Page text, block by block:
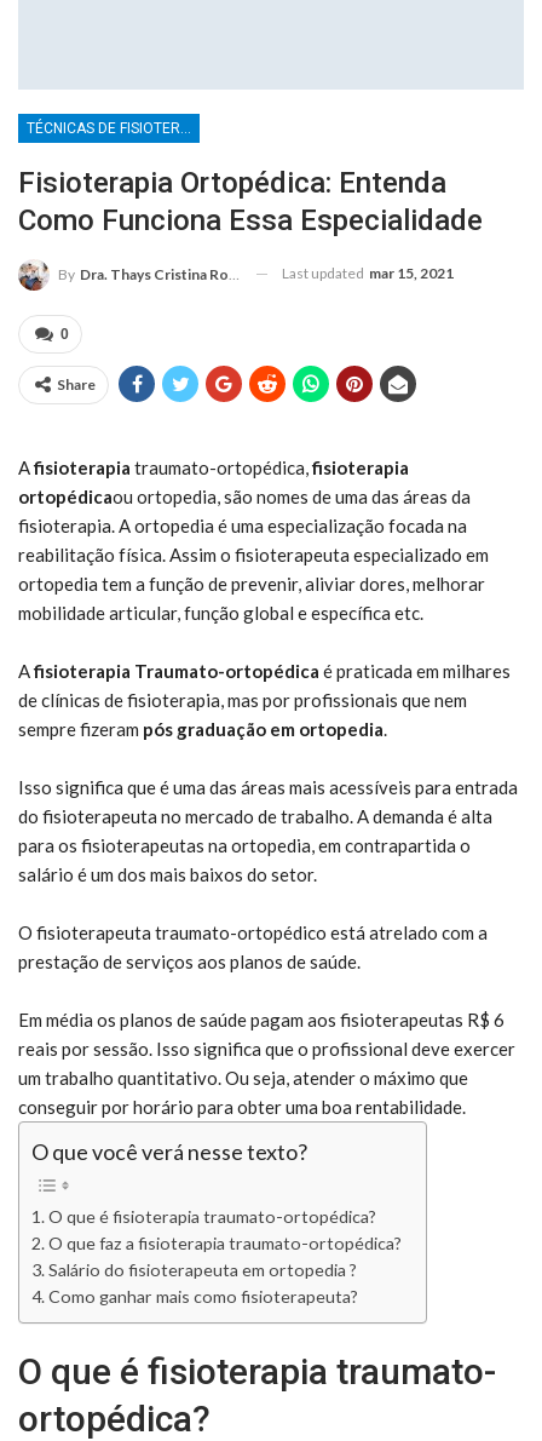
Fisioterapia Ortopédica: Entenda
Como Funciona Essa Especialidade
By Dra. Thays Cristina Rodrigues Last updated mar 15, 2021
0
Share
Afisioterapia traumato-ortopédica,fisioterapia
ortopédicaou ortopedia, são nomes de uma das áreas da
fisioterapia. A ortopedia é uma especialização focada na
reabilitação física. Assim o fisioterapeuta especializado em
ortopedia tem a função de prevenir, aliviar dores, melhorar
mobilidade articular, função global e específica etc.
Afisioterapia Traumato-ortopédica é praticada em milhares
de clínicas de fisioterapia, mas por profissionais que nem
sempre fizeram pós graduação em ortopedia.
Isso significa que é uma das áreas mais acessíveis para entrada
do fisioterapeuta no mercado de trabalho. A demanda é alta
para os fisioterapeutas na ortopedia, em contrapartida o
salário é um dos mais baixos do setor.
O fisioterapeuta traumato-ortopédico está atrelado com a
prestação de serviços aos planos de saúde.
Em média os planos de saúde pagam aos fisioterapeutas R$ 6
reais por sessão. Isso significa que o profissional deve exercer
um trabalho quantitativo. Ou seja, atender o máximo que
conseguir por horário para obter uma boa rentabilidade.
O que você verá nesse texto?
O que é fisioterapia traumato-ortopédica?
O que faz a fisioterapia traumato-ortopédica?
Salário do fisioterapeuta em ortopedia ?
Como ganhar mais como fisioterapeuta?
O que é fisioterapia traumato-
ortopédica?